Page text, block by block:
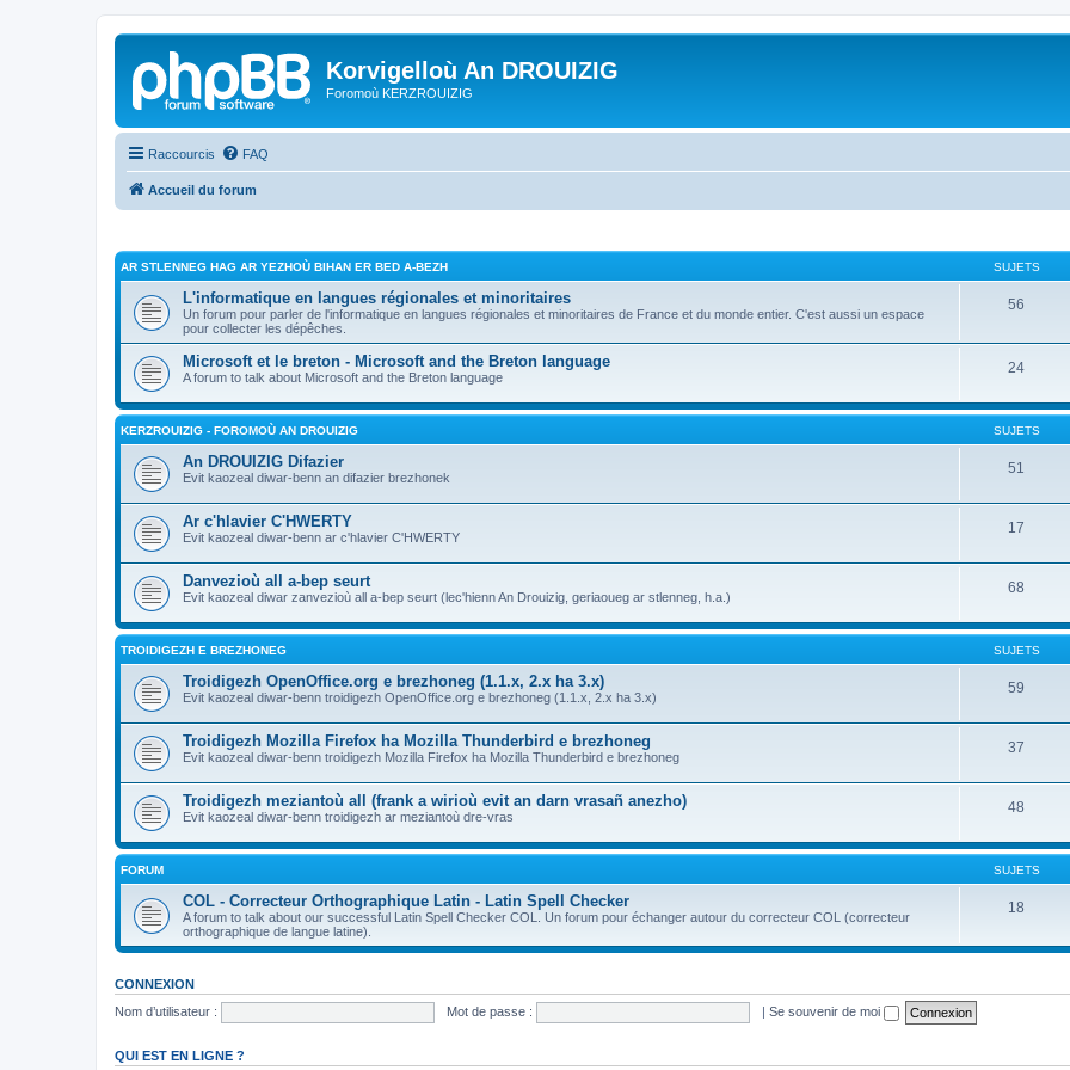
Korvigelloù An DROUIZIG
Foromoù KERZROUIZIG
Raccourcis FAQ
Accueil du forum
AR STLENNEG HAG AR YEZHOÙ BIHAN ER BED A-BEZH SUJETS
L'informatique en langues régionales et minoritaires
Un forum pour parler de l'informatique en langues régionales et minoritaires de France et du monde entier. C'est aussi un espace
pour collecter les dépêches.
56
Microsoft et le breton - Microsoft and the Breton language
A forum to talk about Microsoft and the Breton language
24
KERZROUIZIG - FOROMOÙ AN DROUIZIG SUJETS
An DROUIZIG Difazier
Evit kaozeal diwar-benn an difazier brezhonek
51
Ar c'hlavier C'HWERTY
Evit kaozeal diwar-benn ar c'hlavier C'HWERTY
17
Danvezioù all a-bep seurt
Evit kaozeal diwar zanvezioù all a-bep seurt (lec'hienn An Drouizig, geriaoueg ar stlenneg, h.a.)
68
TROIDIGEZH E BREZHONEG SUJETS
Troidigezh OpenOffice.org e brezhoneg (1.1.x, 2.x ha 3.x)
Evit kaozeal diwar-benn troidigezh OpenOffice.org e brezhoneg (1.1.x, 2.x ha 3.x)
59
Troidigezh Mozilla Firefox ha Mozilla Thunderbird e brezhoneg
Evit kaozeal diwar-benn troidigezh Mozilla Firefox ha Mozilla Thunderbird e brezhoneg
37
Troidigezh meziantoù all (frank a wirioù evit an darn vrasañ anezho)
Evit kaozeal diwar-benn troidigezh ar meziantoù dre-vras
48
FORUM SUJETS
COL - Correcteur Orthographique Latin - Latin Spell Checker
A forum to talk about our successful Latin Spell Checker COL. Un forum pour échanger autour du correcteur COL (correcteur
orthographique de langue latine).
18
CONNEXION
Nom d’utilisateur :
Mot de passe : | Se souvenir de moi
QUI EST EN LIGNE ?